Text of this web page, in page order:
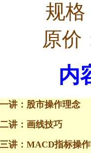
规格
原价
内
讲：股市操作理念
讲：画线技巧
讲：MACD指标操